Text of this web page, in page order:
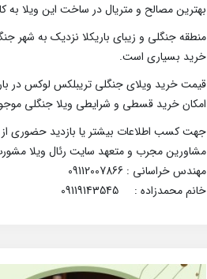
بهترین مصالح و متریال در ساخت این ویلا به
منطقه جنگلی و زیبای باریکلا نزدیک به شهر
خرید بسیاری است.
قیمت خرید ویلای جنگلی تریبلکس لوکس در باریکلا چمستان:
امکان خرید قسطی و شرایطی ویلا جنگلی
جهت کسب اطلاعات بیشتر یا بازدید حضوری از
مشاورین مجرب و متعهد سایت رئال ویلا
مهندس خراسانی : 09112007866
خانم محمدزاده : 09119143545